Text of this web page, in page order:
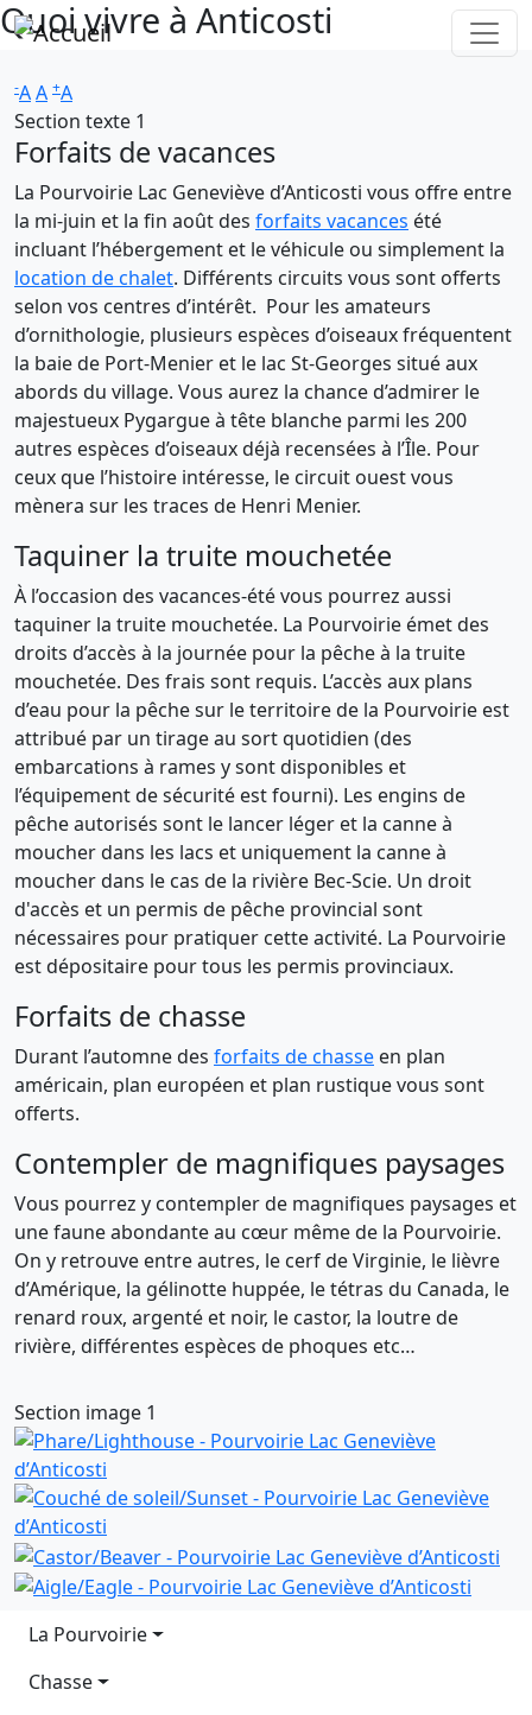
Aller au contenu principal
Quoi vivre à Anticosti
-AA +A
Section texte 1
Forfaits de vacances
La Pourvoirie Lac Geneviève d’Anticosti vous offre entre
la mi-juin et la fin août des forfaits vacances été
incluant l’hébergement et le véhicule ou simplement la
location de chalet. Différents circuits vous sont offerts
selon vos centres d’intérêt. Pour les amateurs
d’ornithologie, plusieurs espèces d’oiseaux fréquentent
la baie de Port-Menier et le lac St-Georges situé aux
abords du village. Vous aurez la chance d’admirer le
majestueux Pygargue à tête blanche parmi les 200
autres espèces d’oiseaux déjà recensées à l’Île. Pour
ceux que l’histoire intéresse, le circuit ouest vous
mènera sur les traces de Henri Menier.
Taquiner la truite mouchetée
À l’occasion des vacances-été vous pourrez aussi
taquiner la truite mouchetée. La Pourvoirie émet des
droits d’accès à la journée pour la pêche à la truite
mouchetée. Des frais sont requis. L’accès aux plans
d’eau pour la pêche sur le territoire de la Pourvoirie est
attribué par un tirage au sort quotidien (des
embarcations à rames y sont disponibles et
l’équipement de sécurité est fourni). Les engins de
pêche autorisés sont le lancer léger et la canne à
moucher dans les lacs et uniquement la canne à
moucher dans le cas de la rivière Bec-Scie. Un droit
d'accès et un permis de pêche provincial sont
nécessaires pour pratiquer cette activité. La Pourvoirie
est dépositaire pour tous les permis provinciaux.
Forfaits de chasse
Durant l’automne des forfaits de chasse en plan
américain, plan européen et plan rustique vous sont
offerts.
Contempler de magnifiques paysages
Vous pourrez y contempler de magnifiques paysages et
une faune abondante au cœur même de la Pourvoirie.
On y retrouve entre autres, le cerf de Virginie, le lièvre
d’Amérique, la gélinotte huppée, le tétras du Canada, le
renard roux, argenté et noir, le castor, la loutre de
rivière, différentes espèces de phoques etc…
Section image 1
Main navigation
La Pourvoirie
Chasse